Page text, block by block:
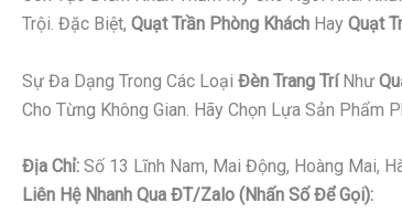
Trội. Đặc Biệt, Quạt Trần Phòng Khách Hay Quạt
Sự Đa Dạng Trong Các Loại Đèn Trang TríNhư
Cho Từng Không Gian. Hãy Chọn Lựa Sản Phẩm
Địa Chỉ: Số 13 Lĩnh Nam, Mai Động, Hoàng Mai,
Liên Hệ Nhanh Qua ĐT/Zalo (nhấn Số Để Gọi):